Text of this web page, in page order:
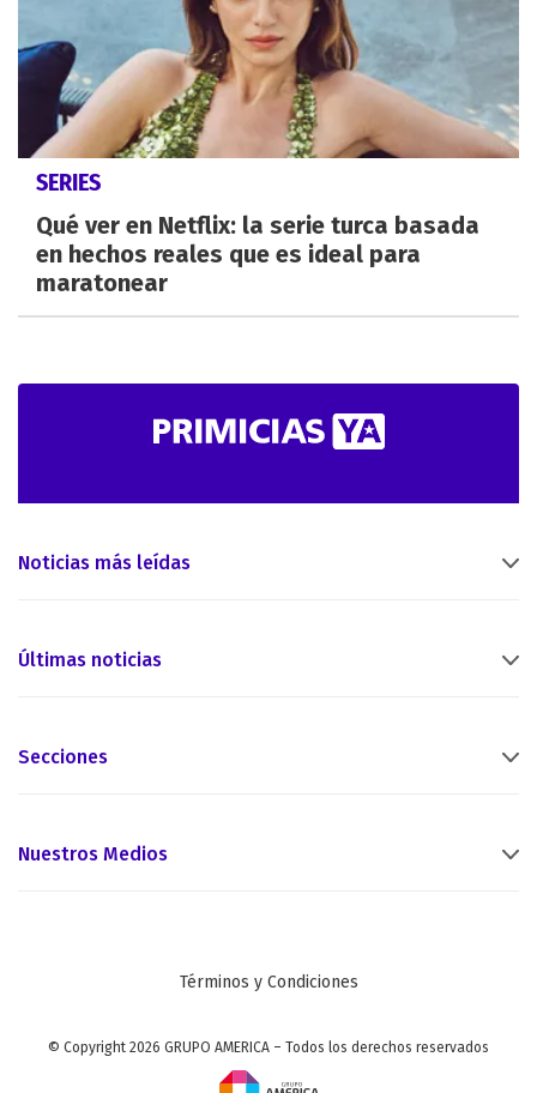
SERIES
Qué ver en Netflix: la serie turca basada
en hechos reales que es ideal para
maratonear
Noticias más leídas
Últimas noticias
Secciones
Nuestros Medios
Términos y Condiciones
© Copyright 2026 GRUPO AMERICA – Todos los derechos reservados